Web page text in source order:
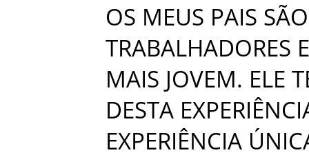
OS MEUS PAIS SÃO
TRABALHADORES E
MAIS JOVEM. ELE
DESTA
EXPERIÊNCIA